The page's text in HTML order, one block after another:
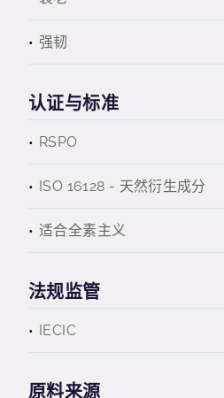
强韧
认证与标准
RSPO
ISO 16128 - 天然衍生成分
适合全素主义
法规监管
IECIC
原料来源